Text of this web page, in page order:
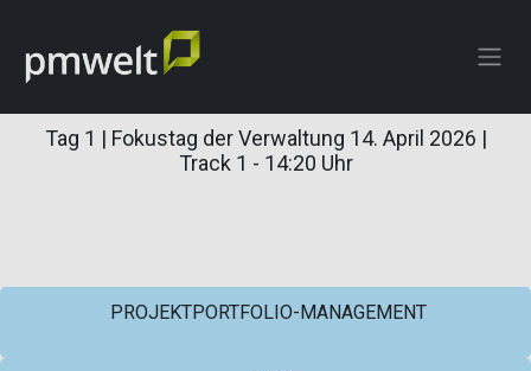
Tag 1 | Fokustag der Verwaltung 14. April 2026 |
Track 1 - 14:20 Uhr
PROJEKTPORTFOLIO-MANAGEMENT